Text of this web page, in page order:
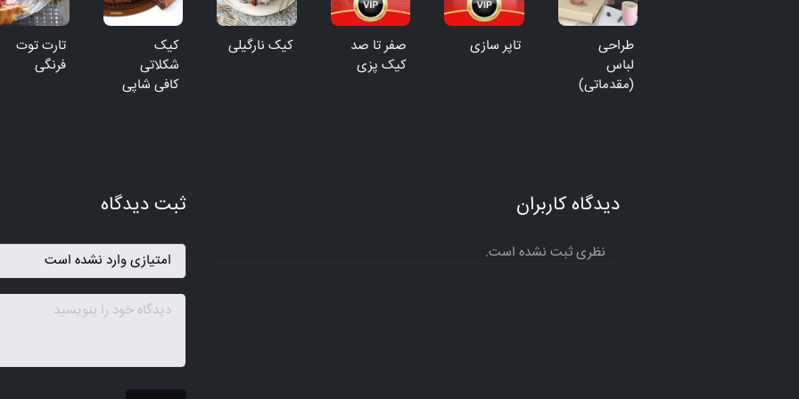
طراحی
لباس
(مقدماتی)
تاپر سازی
صفر تا صد
کیک پزی
کیک نارگیلی
کیک
شکلاتی
کافی شاپی
تارت توت
فرنگی
دیدگاه کاربران
نظری ثبت نشده است.
ثبت دیدگاه